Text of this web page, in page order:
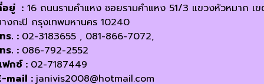
อยู่ : 16 ถนนรามคำแหง ซอยรามคำแหง 51/3 แขวงหัวหมาก เ
งกะปิ กรุงเทพมหานคร 10240
ร. : 02-3183655 , 081-866-7072,
ร. : 086-792-2552
กซ์ : 02-7187449
mail : janivis2008@hotmail.com